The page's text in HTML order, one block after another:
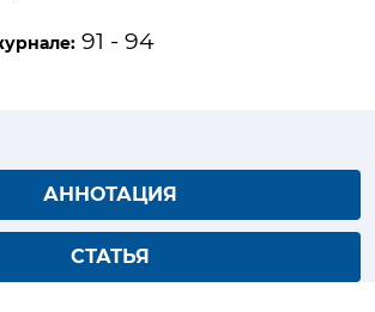
91 - 94
АННОТАЦИЯ
СТАТЬЯ